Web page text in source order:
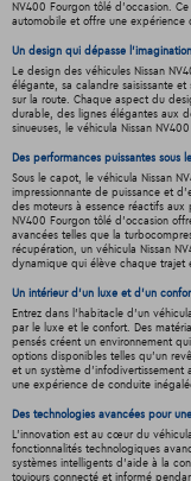
NV400 Fourgon tôlé d'occasion.
automobile et offre une expérience
Un design qui dépasse l'imagination
Le design des véhicules Nissan
élégante, sa calandre saisissante
sur la route. Chaque aspect du
durable, des lignes élégantes aux
sinueuses, le véhicula Nissan
Des performances puissantes sous
Sous le capot, le véhicula Nissan
impressionnante de puissance et
des moteurs à essence réactifs aux
NV400 Fourgon tôlé d'occasion
avancées telles que la
récupération, un véhicula Nissan
dynamique qui élève chaque trajet
Un intérieur d’un luxe et d’un
Entrez dans l'habitacle d'un
par le luxe et le confort. Des
pensés créent un environnement
options disponibles telles qu'un
et un système d'infodivertissement
une expérience de conduite
Des technologies avancées pour
L'innovation est au cœur du
fonctionnalités technologiques
systèmes intelligents d'aide à la
toujours connecté et informé